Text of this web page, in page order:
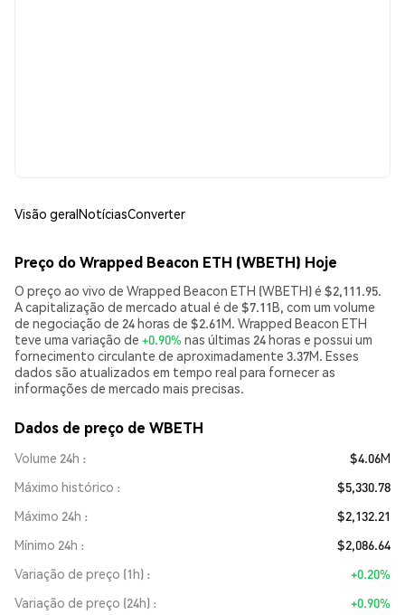
Visão geralNotíciasConverter
Preço do Wrapped Beacon ETH (WBETH) Hoje
O preço ao vivo de Wrapped Beacon ETH (WBETH) é $2,111.95.
A capitalização de mercado atual é de $7.11B, com um volume
de negociação de 24 horas de $2.61M. Wrapped Beacon ETH
teve uma variação de +0.90% nas últimas 24 horas e possui um
fornecimento circulante de aproximadamente 3.37M. Esses
dados são atualizados em tempo real para fornecer as
informações de mercado mais precisas.
Dados de preço de WBETH
Volume 24h
$4.06M
Máximo histórico
$5,330.78
Máximo 24h
$2,132.21
Mínimo 24h
$2,086.64
Variação de preço (1h)
+0.20%
Variação de preço (24h)
+0.90%